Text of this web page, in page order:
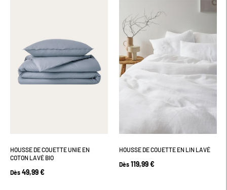
HOUSSE DE COUETTE UNIE EN
COTON LAVÉ BIO
Dès 49,99 €
HOUSSE DE COUETTE EN LIN LAVÉ
Dès 119,99 €